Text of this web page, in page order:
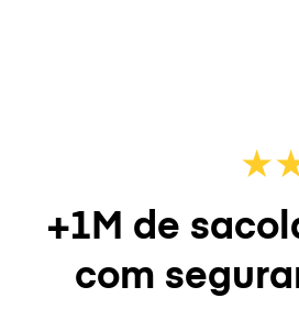
★
+1M de
com